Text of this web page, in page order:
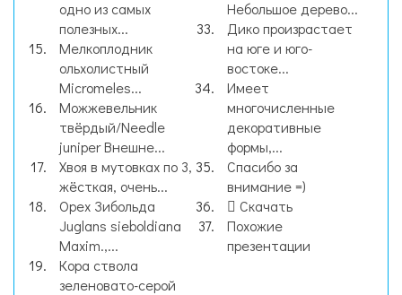
одно из самых
полезных...
Мелкоплодник
ольхолистный
Micromeles...
Можжевельник
твёрдый/Needle
juniper Внешне...
Хвоя в мутовках по 3,
жёсткая, очень...
Орех Зибольда
Juglans sieboldiana
Maxim.,...
Кора ствола
зеленовато-серой
Небольшое дерево...
Дико произрастает
на юге и юго-
востоке...
Имеет
многочисленные
декоративные
формы,...
Спасибо за
внимание =)
Скачать
Похожие
презентации